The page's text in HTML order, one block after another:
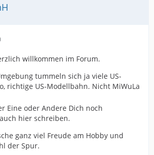
willkommen im Forum.
tummeln sich ja viele US-
richtige US-Modellbahn. Nicht MiWuLa
Eine oder Andere Dich noch
hier schreiben.
ganz viel Freude am Hobby und
der Spur.